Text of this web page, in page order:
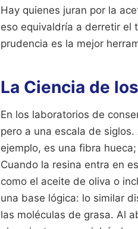
Hay quienes juran por la
eso equivaldría a derretir el
prudencia es la mejor
La Ciencia de
En los laboratorios de
pero a una escala de
ejemplo, es una fibra
Cuando la resina entra en
como el aceite de oliva o
una base lógica: lo similar
las moléculas de grasa. Al